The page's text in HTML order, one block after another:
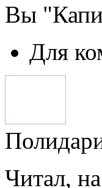
Вы
Для
Читал,